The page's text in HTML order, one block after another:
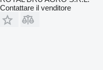
Contattare il venditore